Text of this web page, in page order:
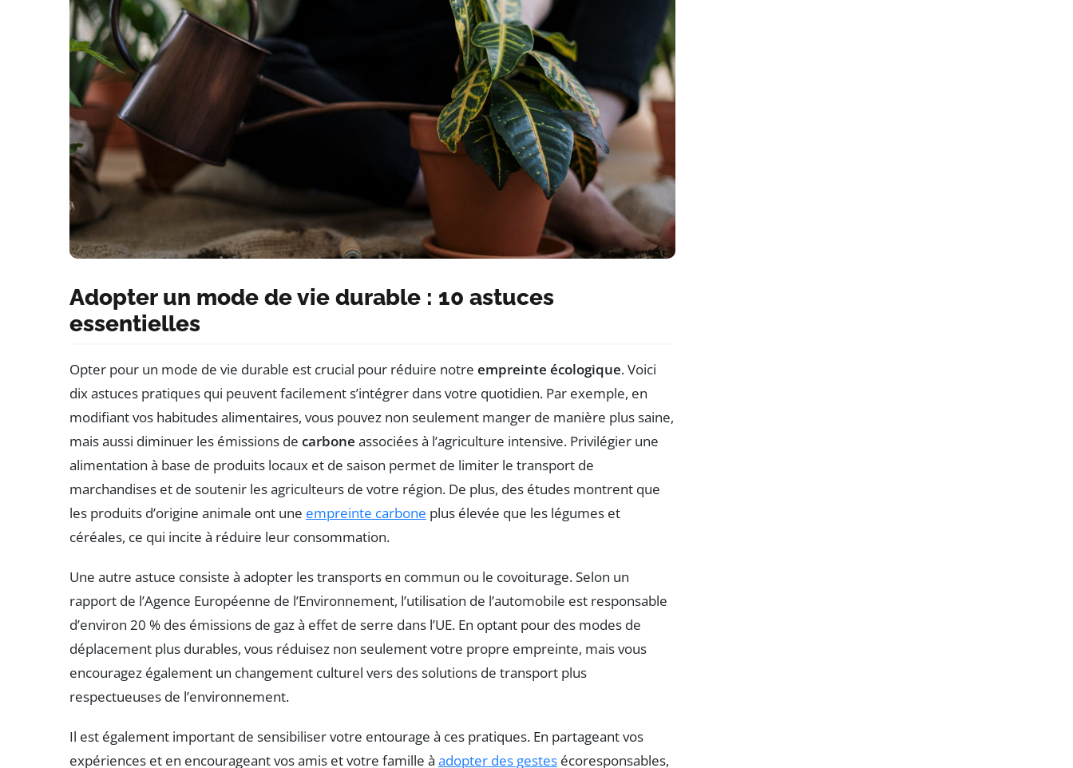
Adopter un mode de vie durable : 10 astuces
essentielles
Opter pour un mode de vie durable est crucial pour réduire notre empreinte écologique. Voici
dix astuces pratiques qui peuvent facilement s’intégrer dans votre quotidien. Par exemple, en
modifiant vos habitudes alimentaires, vous pouvez non seulement manger de manière plus saine,
mais aussi diminuer les émissions de carbone associées à l’agriculture intensive. Privilégier une
alimentation à base de produits locaux et de saison permet de limiter le transport de
marchandises et de soutenir les agriculteurs de votre région. De plus, des études montrent que
les produits d’origine animale ont une empreinte carbone plus élevée que les légumes et
céréales, ce qui incite à réduire leur consommation.
Une autre astuce consiste à adopter les transports en commun ou le covoiturage. Selon un
rapport de l’Agence Européenne de l’Environnement, l’utilisation de l’automobile est responsable
d’environ 20 % des émissions de gaz à effet de serre dans l’UE. En optant pour des modes de
déplacement plus durables, vous réduisez non seulement votre propre empreinte, mais vous
encouragez également un changement culturel vers des solutions de transport plus
respectueuses de l’environnement.
Il est également important de sensibiliser votre entourage à ces pratiques. En partageant vos
expériences et en encourageant vos amis et votre famille à adopter des gestes écoresponsables,